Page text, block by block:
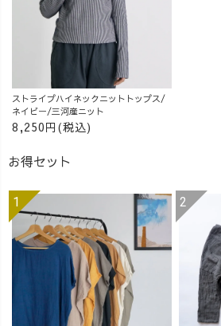
ん(158cm)✨ 先日
の会話の中で、
『昔部活動で剣
道をやってい
た』ということ
が発覚！😳 普段
からやたらと姿
勢が良いので、
た🤣（笑） 姿勢
背中も合わせ
て、ぜひチェッ
クしてください
🤭❤️（笑）
#UZUiRO #ハイ
ネックニット #
シャツワンピー
スコーデ #アラ
超遅新年会、最
仕上げてもらい
ました😆❤️ #
女子会 #居酒屋 #
大人女子コーデ
#大人女子会 #4
ストライプハイネックニットトップス/
ネイビー/三河産ニット
8,250円(税込)
お得セット